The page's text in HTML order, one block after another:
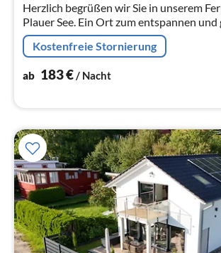
Herzlich begrüßen wir Sie in unserem
Plauer See. Ein Ort zum entspannen
einen Urlaub mit Familie, Freunden oder
Kostenfreie Stornierung
ab 183€/ Nacht